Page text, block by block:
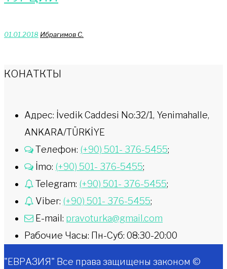
01.01.2018 Ибрагимов С.
КОНАТКТЫ
Адрес: İvedik Caddesi No:32/1, Yenimahalle,
ANKARA/TÜRKİYE
Телефон: (+90) 501- 376-5455;
İmo: (+90) 501- 376-5455;
Telegram: (+90) 501- 376-5455;
Viber: (+90) 501- 376-5455;
E-mail: pravoturka@gmail.com
Рабочие Часы: Пн-Суб: 08:30-20:00
"ЕВРАЗИЯ" Все права защищены законом ©